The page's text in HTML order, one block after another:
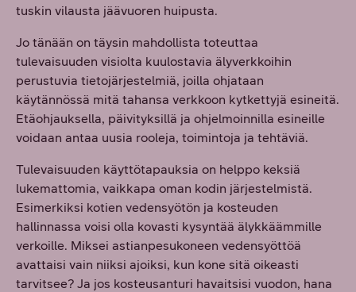
tuskin vilausta jäävuoren huipusta.
Jo tänään on täysin mahdollista toteuttaa
tulevaisuuden visiolta kuulostavia älyverkkoihin
perustuvia tietojärjestelmiä, joilla ohjataan
käytännössä mitä tahansa verkkoon kytkettyjä esineitä.
Etäohjauksella, päivityksillä ja ohjelmoinnilla esineille
voidaan antaa uusia rooleja, toimintoja ja tehtäviä.
Tulevaisuuden käyttötapauksia on helppo keksiä
lukemattomia, vaikkapa oman kodin järjestelmistä.
Esimerkiksi kotien vedensyötön ja kosteuden
hallinnassa voisi olla kovasti kysyntää älykkäämmille
verkoille. Miksei astianpesukoneen vedensyöttöä
avattaisi vain niiksi ajoiksi, kun kone sitä oikeasti
tarvitsee? Ja jos kosteusanturi havaitsisi vuodon, hana